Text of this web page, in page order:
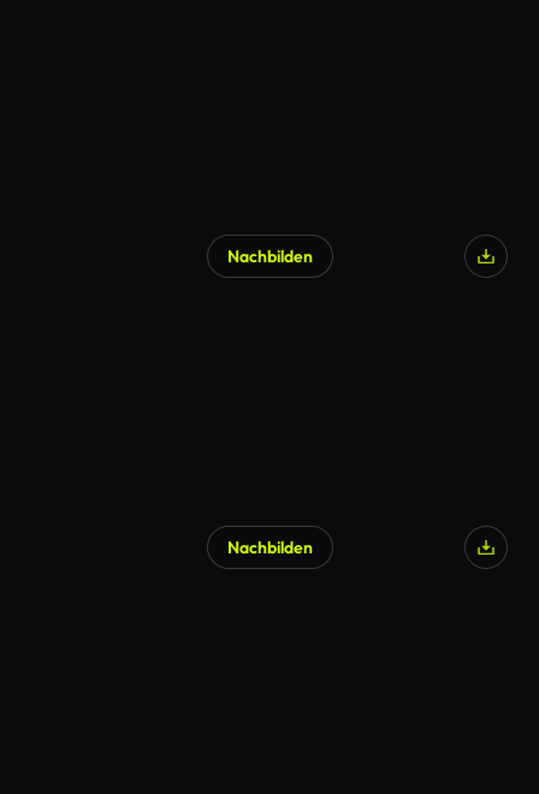
Nachbilden
Nachbilden